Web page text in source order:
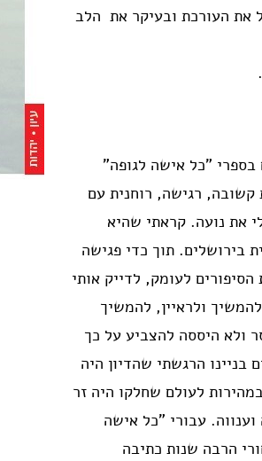
את העורכת ובעיקר את הלב
בספרי "כל אישה לגופה"
רגישה, רוחנית עם
את נועה. קראתי שהיא
בירושלים. תוך כדי פגישה
לעומק, לדייק אותי
ולראיין, להמשיך
ולא היססה להצביע על כך
בניינו הרגשתי שהדיון היה
לעולם שחלקו היה זר
עבורי "כל אישה
הרבה שנות כתיבה